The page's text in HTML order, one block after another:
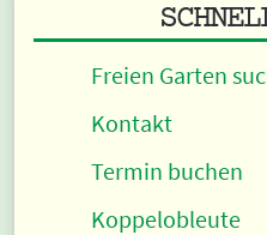
Freien Garten
Kontakt
Termin buchen
Koppelobleute